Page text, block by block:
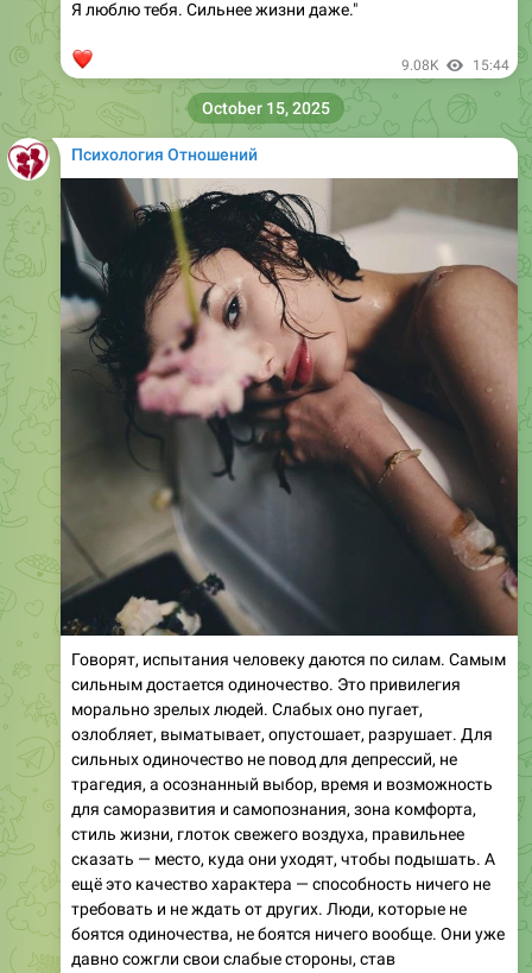
Я люблю тебя. Сильнее жизни даже."
9.08K 15:44
Психология Отношений
Говорят, испытания человеку даются по силам. Самым
сильным достается одиночество. Это привилегия
морально зрелых людей. Слабых оно пугает,
озлобляет, выматывает, опустошает, разрушает. Для
сильных одиночество не повод для депрессий, не
трагедия, а осознанный выбор, время и возможность
для саморазвития и самопознания, зона комфорта,
стиль жизни, глоток свежего воздуха, правильнее
сказать — место, куда они уходят, чтобы подышать. А
ещё это качество характера — способность ничего не
требовать и не ждать от других. Люди, которые не
боятся одиночества, не боятся ничего вообще. Они уже
давно сожгли свои слабые стороны, став
October 15, 2025